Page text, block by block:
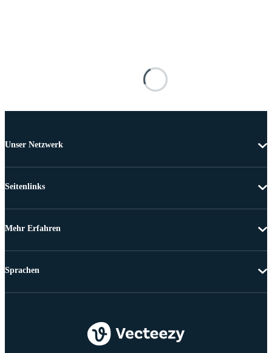
Unser Netzwerk
Seitenlinks
Mehr Erfahren
Sprachen